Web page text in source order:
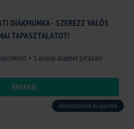
DIÁKMUNKA - SZEREZZ VALÓS
TAPASZTALATOT!
+ 1 órányi alapbér (utazási
ÉRDEKEL
Adminisztrációs és ügyviteli